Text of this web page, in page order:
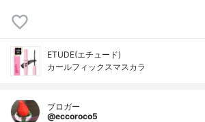
ETUDE(エチュード)
カールフィックスマスカラ
ブロガー
@eccoroco5